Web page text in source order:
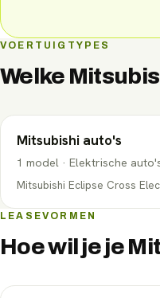
VOERTUIGTYPES
Welke
Mitsubishi auto's
1 model · Elektrische
Mitsubishi Eclipse Cross
LEASEVORMEN
Hoe wil je je